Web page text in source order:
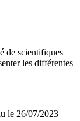
de scientifiques
les différentes
le 26/07/2023